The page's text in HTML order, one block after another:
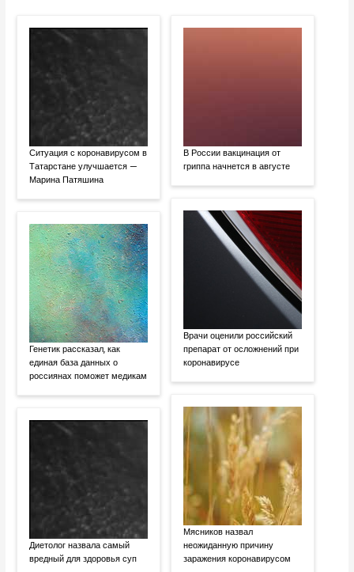
Ситуация с коронавирусом в
Татарстане улучшается —
Марина Патяшина
Генетик рассказал, как
единая база данных о
россиянах поможет медикам
Диетолог назвала самый
вредный для здоровья суп
В России вакцинация от
гриппа начнется в августе
Врачи оценили российский
препарат от осложнений при
коронавирусе
Мясников назвал
неожиданную причину
заражения коронавирусом